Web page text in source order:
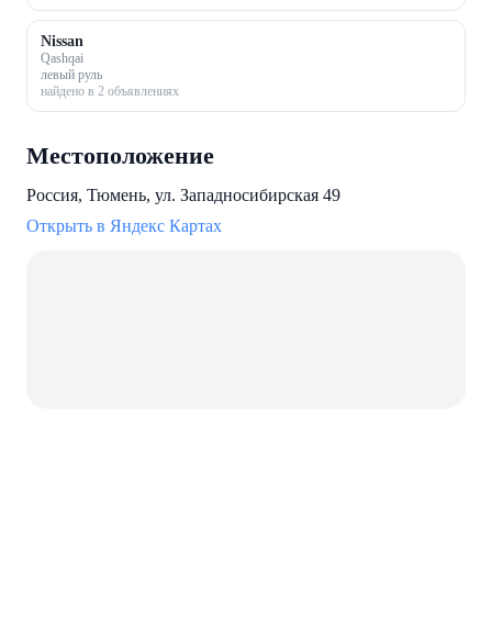
Nissan
Qashqai
левый руль
найдено в 2 объявлениях
Местоположение
Россия, Тюмень, ул. Западносибирская 49
Открыть в Яндекс Картах